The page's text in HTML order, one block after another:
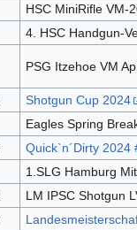
HSC MiniRifle VM-
4. HSC Handgun-
PSG Itzehoe VM
Shotgun Cup 2024
Eagles Spring
Quick`n´Dirty 2024
1.SLG Hamburg
LM IPSC Shotgun